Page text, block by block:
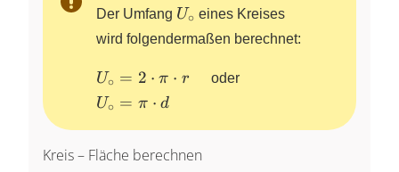
Der Umfang U_{\circ}
U∘ eines Kreises
wird folgendermaßen berechnet:
U_{\circ}
= 2 \cdot
\pi \cdot
U∘ = 2 ⋅ π ⋅ r oder
U_{\circ}=
U∘ = π ⋅ d
Kreis – Fläche berechnen